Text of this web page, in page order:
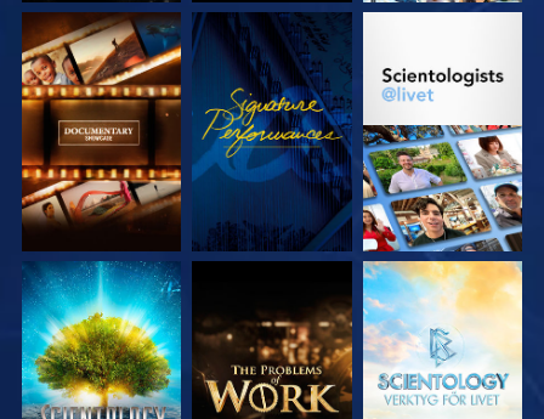
UTFORSKA
SERIEN
TITTA
UTFORSKA
UTFORSKA
SERIEN
UTFORSKA
SERIEN
UTFORSKA
SERIEN